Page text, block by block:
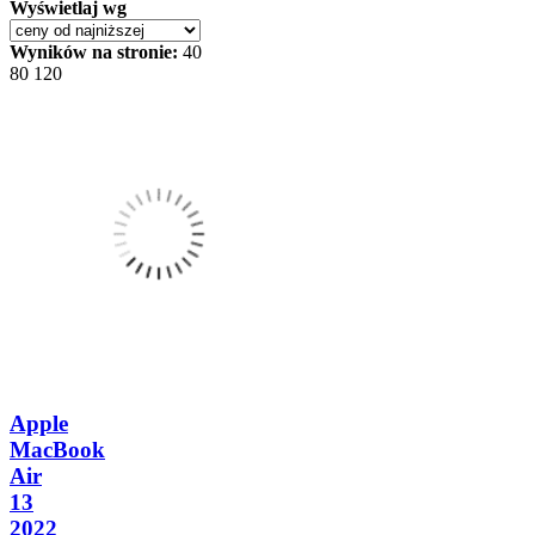
Wyświetlaj wg
Wyników na stronie: 40
80 120
Apple
MacBook
Air
13
2022